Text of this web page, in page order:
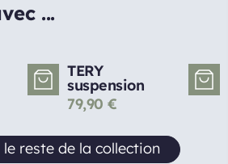
...
TERY
suspension
79,90 €
reste de la collection